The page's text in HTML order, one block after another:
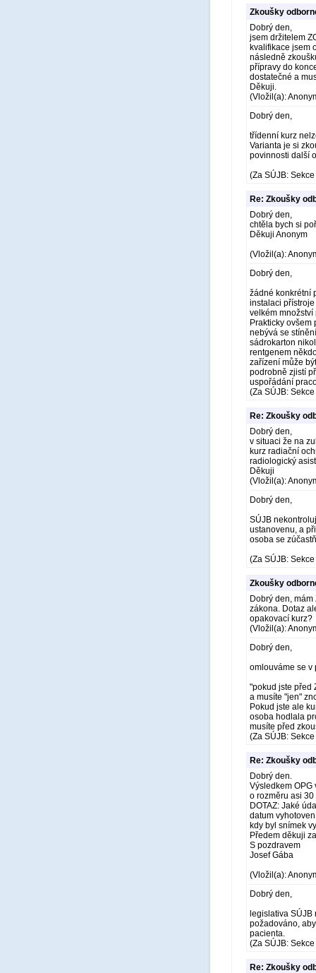
Zkoušky
Dobrý den,
jsem držitelem
kvalifikace jsem
následně
přípravy do
dostatečné a
Děkuji.
(Vložil(a):
Dobrý den,
třídenní kurz
Varianta je si
povinnosti další
(Za SÚJB:
Re: Zkoušky
Dobrý den,
chtěla bych si
Děkuji Anonym
(Vložil(a):
Dobrý den,
žádné konkrétní
instalaci
velkém
Prakticky
nebývá se
sádrokarton
rentgenem
zařízení může
podrobně zjistí
uspořádání
(Za SÚJB:
Re: Zkoušky
Dobrý den,
v situaci že na
kurz radiační
radiologický
Děkuji
(Vložil(a):
Dobrý den,
SÚJB
ustanovenu, a
osoba se
(Za SÚJB:
Zkoušky
Dobrý den,
zákona. Dotaz
opakovací kurz?
(Vložil(a):
Dobrý den,
omlouváme se v
"pokud jste před
a musíte "jen"
Pokud jste ale
osoba hodlala
musíte před
(Za SÚJB:
Re: Zkoušky
Dobrý den.
Výsledkem
o rozměru asi 30
DOTAZ: Jaké
datum
kdy byl snímek
Předem děkuji
S pozdravem
Josef Gába
(Vložil(a):
Dobrý den,
legislativa
požadováno,
pacienta.
(Za SÚJB:
Re: Zkoušky